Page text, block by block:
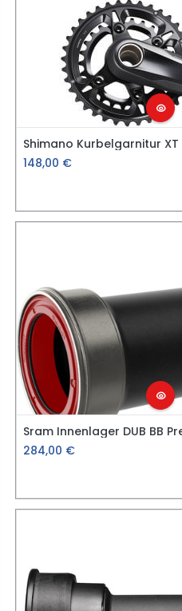
Shimano Kurbelgarnitur XT
148,00 €
Sram Innenlager DUB BB
284,00 €